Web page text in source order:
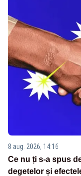
8 aug. 2026, 14:16
Ce nu ți s-a spus
degetelor și